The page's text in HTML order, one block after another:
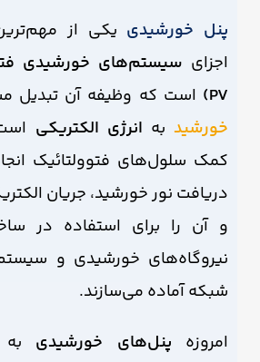
پنل خورشیدی یکی از
اجزای
PV) است که وظیفه آن تبدیل
خورشیدبه انرژی الکتریکی
کمک سلول‌های فتوولتائیک
دریافت نور خورشید، جریان
و آن را برای استفاده در
نیروگاه‌های خورشیدی و
شبکه آماده می‌سازند.
امروزه پنل‌های خورشیدی